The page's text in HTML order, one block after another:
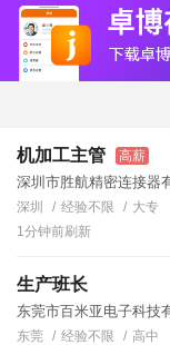
机加工主管 高薪
深圳市胜航精密连接器
深圳 经验不限
大专
1分钟前刷新
生产班长
东莞市百米亚电子科技
东莞 经验不限
高中